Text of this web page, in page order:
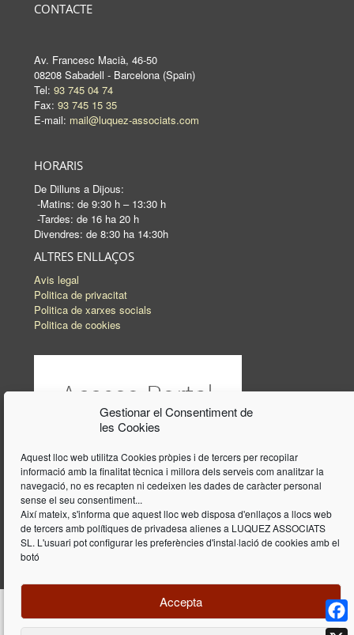
Gestionar el Consentiment de
les Cookies
Aquest lloc web utilitza Cookies pròpies i de tercers per recopilar
informació amb la finalitat tècnica i millora dels serveis com analitzar la
navegació, no es recapten ni cedeixen les dades de caràcter personal
sense el seu consentiment...
Així mateix, s'informa que aquest lloc web disposa d'enllaços a llocs web
de tercers amb polítiques de privadesa alienes a LUQUEZ ASSOCIATS
SL. L'usuari pot configurar les preferències d'instal·lació de cookies amb el
botó
Accepta
CONTACTE
Av. Francesc Macià, 46-50
08208 Sabadell - Barcelona (Spain)
Tel: 93 745 04 74
Fax: 93 745 15 35
E-mail: mail@luquez-associats.com
HORARIS
De Dilluns a Dijous:
-Matins: de 9:30 h – 13:30 h
-Tardes: de 16 ha 20 h
Divendres: de 8:30 ha 14:30h
ALTRES ENLLAÇOS
Avis legal
Politica de privacitat
Politica de xarxes socials
Politica de cookies